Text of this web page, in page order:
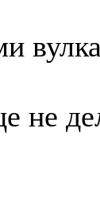
не